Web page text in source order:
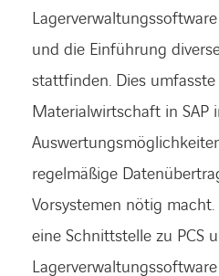
und die Einführung
stattfinden. Dies
Materialwirtschaft in SAP
regelmäßige
Vorsystemen nötig
eine Schnittstelle zu PCS